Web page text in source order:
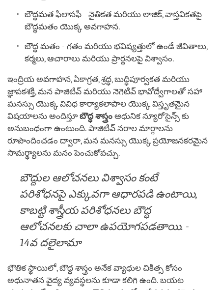
బౌద్ధమత ఫిలాసఫీ - నైతికత మరియు లాజిక్, వాస్తవికతపై
బౌద్ధమతం యొక్క అవగాహన.
బౌద్ధ మతం - గతం మరియు భవిష్యత్తులో ఉండే జీవితాలు,
కర్మలు, ఆచారాలు మరియు ప్రార్థనలపై విశ్వాసం.
ఇంద్రియ అవగాహన, ఏకాగ్రత, శ్రద్ధ, బుద్ధిపూర్వకత మరియు
జ్ఞాపకశక్తి, మన పాజిటివ్ మరియు నెగెటివ్ భావోద్వేగాలతో సహా
మనస్సు యొక్క వివిధ కార్యాకలాపాల యొక్క విస్తృతమైన
విషయాలను అందిస్తూ బౌద్ధ శాస్త్రం ఆధునిక న్యూరోసైన్స్ కు
అనుబంధంగా ఉంటుంది. పాజిటివ్ నరాల మార్గాలను
రూపొందించడం ద్వారా, మన మనస్సు యొక్క ప్రయోజనకరమైన
సామర్థ్యాలను మనం పెంచుకోవచ్చు.
బౌద్దుల ఆలోచనలు విశ్వాసం కంటే
పరిశోధనపై ఎక్కువగా ఆధారపడి ఉంటాయి,
కాబట్టి శాస్త్రీయ పరిశోధనలు బౌద్ధ
ఆలోచనలకు చాలా ఉపయోగపడతాయి. -
14వ దలైలామా
భౌతిక స్థాయిలో, బౌద్ధ శాస్త్రం అనేక వ్యాధుల చికిత్స కోసం
అధునాతన వైద్య వ్యవస్థలను కూడా కలిగి ఉంది. బయట